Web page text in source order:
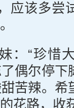
应该多尝
：“珍惜
偶尔停下
苦辣。希
花路，收